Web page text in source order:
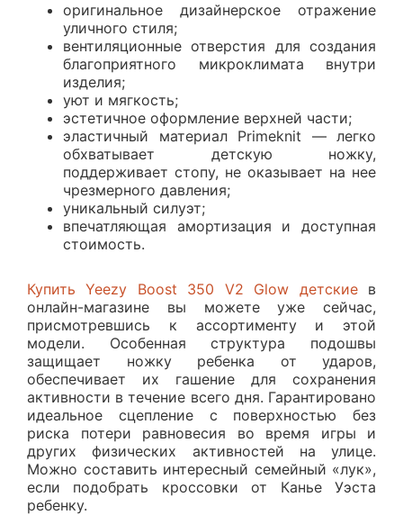
оригинальное дизайнерское отражение
уличного стиля;
вентиляционные отверстия для создания
благоприятного микроклимата внутри
изделия;
уют и мягкость;
эстетичное оформление верхней части;
эластичный материал Primeknit — легко
обхватывает детскую ножку,
поддерживает стопу, не оказывает на нее
чрезмерного давления;
уникальный силуэт;
впечатляющая амортизация и доступная
стоимость.
Купить Yeezy Boost 350 V2 Glow детскиев
онлайн-магазине вы можете уже сейчас,
присмотревшись к ассортименту и этой
модели. Особенная структура подошвы
защищает ножку ребенка от ударов,
обеспечивает их гашение для сохранения
активности в течение всего дня. Гарантировано
идеальное сцепление с поверхностью без
риска потери равновесия во время игры и
других физических активностей на улице.
Можно составить интересный семейный «лук»,
если подобрать кроссовки от Канье Уэста
ребенку.